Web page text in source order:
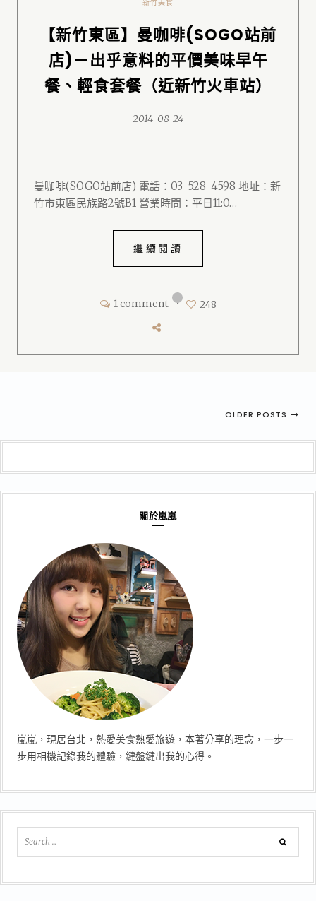
新竹美食
【新竹東區】曼咖啡(SOGO站前
店)－出乎意料的平價美味早午
餐、輕食套餐（近新竹火車站）
2014-08-24
曼咖啡(SOGO站前店) 電話：03-528-4598 地址：新
竹市東區民族路2號B1 營業時間：平日11:0…
繼續閱讀
1 comment • 248
OLDER POSTS
關於嵐嵐
嵐嵐，現居台北，熱愛美食熱愛旅遊，本著分享的理念，一步一
步用相機記錄我的體驗，鍵盤鍵出我的心得。